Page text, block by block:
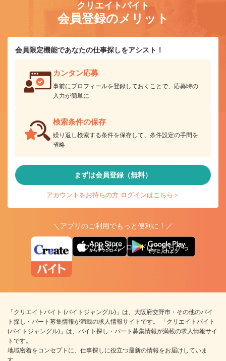
クリエイトバイト
会員登録のメリット
会員限定機能であなたの仕事探しをアシスト！
カンタン応募
事前にプロフィールを登録しておくことで、応募時の
入力が簡単に
検索条件の保存
繰り返し検索する条件を保存して、条件設定の手間を
省略
まずは会員登録（無料）
アカウントをお持ちの方 ログインはこちら＞
＼アプリのご利用でもっと便利に！／
アプリ版ダウンロードはこちらから
「クリエイトバイト (バイトジャングル)」は、大阪府交野市・その他のバイ
ト探し・パート募集情報が満載の求人情報サイトです。 「クリエイトバイト
(バイトジャングル)」は、バイト探し・パート募集情報が満載の求人情報サイ
トです。
地域密着をコンセプトに、仕事探しに役立つ最新の情報をお届けしていま